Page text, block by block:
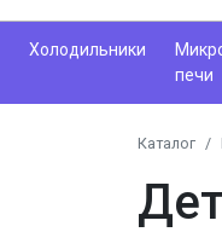
Холодильники
печи
Каталог